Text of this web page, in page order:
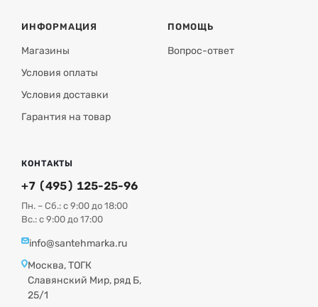
ИНФОРМАЦИЯ
Магазины
Условия оплаты
Условия доставки
Гарантия на товар
ПОМОЩЬ
Вопрос-ответ
КОНТАКТЫ
+7 (495) 125-25-96
Пн. – Сб.: с 9:00 до 18:00
Вс.: с 9:00 до 17:00
info@santehmarka.ru
Москва, ТОГК
Славянский Мир, ряд Б,
25/1